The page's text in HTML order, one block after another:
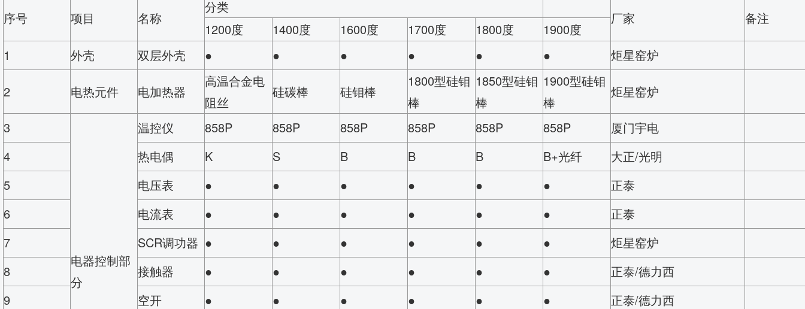
序号
项目 名称
分类
厂家 备注
1200度 1400度 1600度 1700度 1800度
1900度
1
外壳 双层外壳 ● ● ● ● ● ● 炬星窑炉
2 电热元件 电加热器
高温合金电
阻丝
硅碳棒 硅钼棒
1800型硅钼
棒
1850型硅钼
棒
1900型硅钼
棒
炬星窑炉
3
电器控制部
分
温控仪 858P 858P 858P 858P 858P 858P
厦门宇电
4
热电偶 K S B B B B+光纤
大正/光明
5
电压表 ● ● ● ● ● ●
正泰
6
电流表 ● ● ● ● ● ●
正泰
7
SCR调功器 ● ● ● ● ● ●
炬星窑炉
8
接触器 ● ● ● ● ● ●
正泰/德力西
9
空开 ● ● ● ● ● ●
正泰/德力西